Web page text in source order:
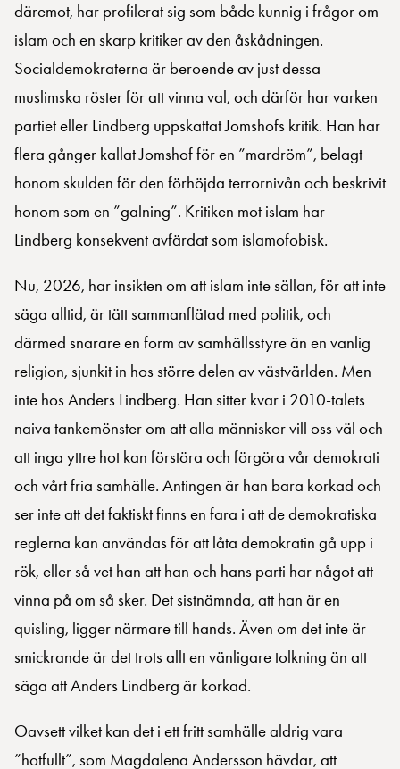
däremot, har profilerat sig som både kunnig i frågor om
islam och en skarp kritiker av den åskådningen.
Socialdemokraterna är beroende av just dessa
muslimska röster för att vinna val, och därför har varken
partiet eller Lindberg uppskattat Jomshofs kritik. Han har
flera gånger kallat Jomshof för en ”mardröm”, belagt
honom skulden för den förhöjda terrornivån och beskrivit
honom som en ”galning”. Kritiken mot islam har
Lindberg konsekvent avfärdat som islamofobisk.
Nu, 2026, har insikten om att islam inte sällan, för att inte
säga alltid, är tätt sammanflätad med politik, och
därmed snarare en form av samhällsstyre än en vanlig
religion, sjunkit in hos större delen av västvärlden. Men
inte hos Anders Lindberg. Han sitter kvar i 2010-talets
naiva tankemönster om att alla människor vill oss väl och
att inga yttre hot kan förstöra och förgöra vår demokrati
och vårt fria samhälle. Antingen är han bara korkad och
ser inte att det faktiskt finns en fara i att de demokratiska
reglerna kan användas för att låta demokratin gå upp i
rök, eller så vet han att han och hans parti har något att
vinna på om så sker. Det sistnämnda, att han är en
quisling, ligger närmare till hands. Även om det inte är
smickrande är det trots allt en vänligare tolkning än att
säga att Anders Lindberg är korkad.
Oavsett vilket kan det i ett fritt samhälle aldrig vara
”hotfullt”, som Magdalena Andersson hävdar, att